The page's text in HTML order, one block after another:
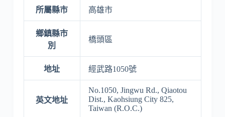
所屬縣市 高雄市
鄉鎮縣市
別
橋頭區
地址 經武路1050號
英文地址
No.1050, Jingwu Rd., Qiaotou
Dist., Kaohsiung City 825,
Taiwan (R.O.C.)